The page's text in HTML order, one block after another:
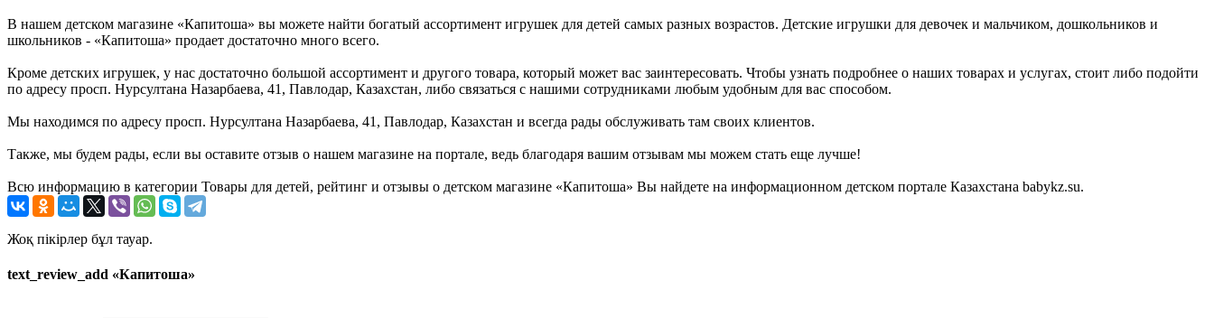
В нашем детском магазине «Капитоша» вы можете найти богатый ассортимент игрушек для детей самых разных возрастов. Детские игрушки для девочек и мальчиком, дошкольников и
школьников - «Капитоша» продает достаточно много всего.
Кроме детских игрушек, у нас достаточно большой ассортимент и другого товара, который может вас заинтересовать. Чтобы узнать подробнее о наших товарах и услугах, стоит либо подойти
по адресу просп. Нурсултана Назарбаева, 41, Павлодар, Казахстан, либо связаться с нашими сотрудниками любым удобным для вас способом.
Мы находимся по адресу просп. Нурсултана Назарбаева, 41, Павлодар, Казахстан и всегда рады обслуживать там своих клиентов.
Также, мы будем рады, если вы оставите отзыв о нашем магазине на портале, ведь благодаря вашим отзывам мы можем стать еще лучше!
Всю информацию в категории Товары для детей, рейтинг и отзывы о детском магазине «Капитоша» Вы найдете на информационном детском портале Казахстана babykz.su.
Жоқ пікірлер бұл тауар.
text_review_add «Капитоша»